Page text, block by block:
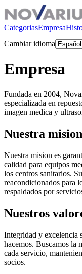
CategoriasEmpresa
Cambiar idioma
Empresa
Fundada en 2004,
especializada en
imagen medica y
Nuestra mision
Nuestra mision es
calidad para equipos
los centros sanitarios.
reacondicionados para
respaldados por
Nuestros
Integridad y excelencia
hacemos. Buscamos la
cada servicio,
socios.